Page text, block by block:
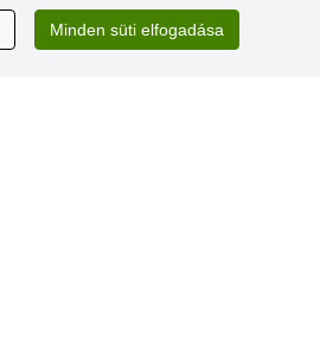
Minden süti elfogadása